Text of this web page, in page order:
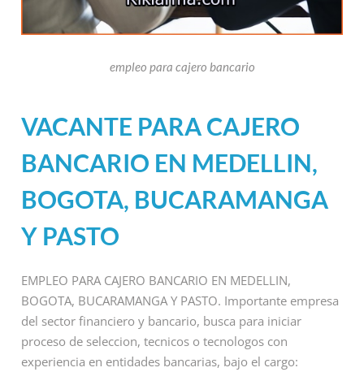
empleo para cajero bancario
VACANTE PARA CAJERO
BANCARIO EN MEDELLIN,
BOGOTA, BUCARAMANGA
Y PASTO
EMPLEO PARA CAJERO BANCARIO EN MEDELLIN,
BOGOTA, BUCARAMANGA Y PASTO. Importante empresa
del sector financiero y bancario, busca para iniciar
proceso de seleccion, tecnicos o tecnologos con
experiencia en entidades bancarias, bajo el cargo: